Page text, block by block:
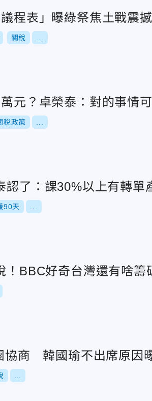
程表」曝綠祭焦土戰震
關稅
元？卓榮泰：對的事情
稅政策
認了：課30%以上有轉單
90天
！BBC好奇台灣還有啥籌
協商 韓國瑜不出席原因